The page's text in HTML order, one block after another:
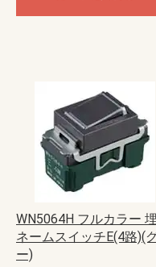
WN5064H フルカラー
ネームスイッチE(4路)(
ー)